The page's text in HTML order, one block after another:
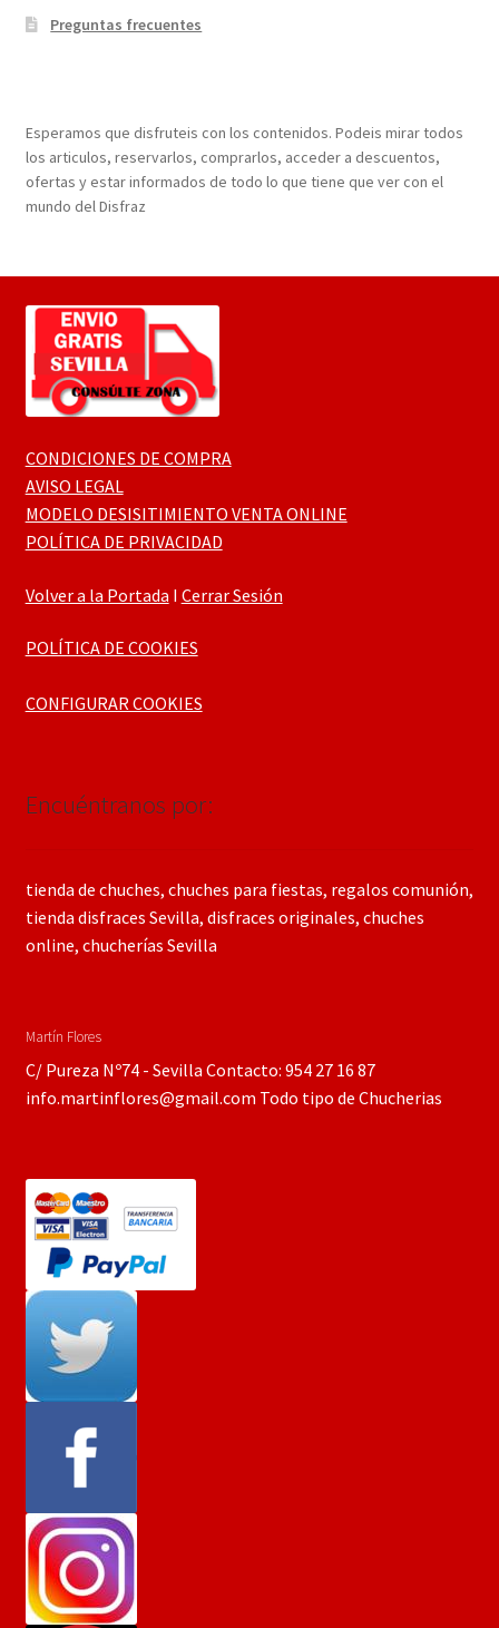
Preguntas frecuentes
Esperamos que disfruteis con los contenidos. Podeis mirar todos
los articulos, reservarlos, comprarlos, acceder a descuentos,
ofertas y estar informados de todo lo que tiene que ver con el
mundo del Disfraz
CONDICIONES DE COMPRA
AVISO LEGAL
MODELO DESISITIMIENTO VENTA ONLINE
POLÍTICA DE PRIVACIDAD
Volver a la Portada I Cerrar Sesión
POLÍTICA DE COOKIES
CONFIGURAR COOKIES
Encuéntranos por:
tienda de chuches, chuches para fiestas, regalos comunión,
tienda disfraces Sevilla, disfraces originales, chuches
online, chucherías Sevilla
Martín Flores
C/ Pureza Nº74 - Sevilla Contacto: 954 27 16 87
info.martinflores@gmail.com Todo tipo de Chucherias